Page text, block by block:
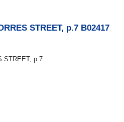
STREET, р.7 B02417